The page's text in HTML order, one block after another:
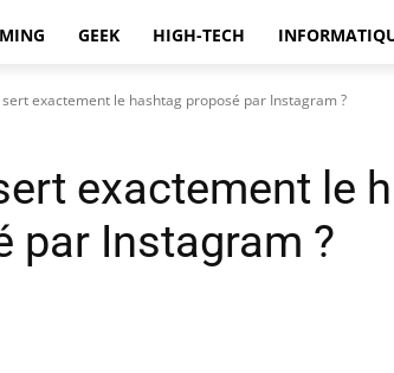
GEEK HIGH-TECH
exactement le hashtag proposé par Instagram ?
exactement le
par Instagram ?